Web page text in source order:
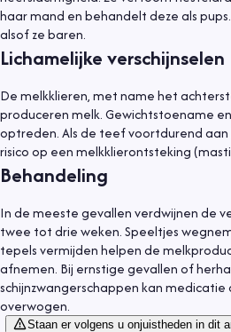
haar mand en behandelt deze als
alsof ze baren.
Lichamelijke verschijnselen
De melkklieren, met name het
produceren melk. Gewichtstoename
optreden. Als de teef voortdurend
risico op een melkklierontsteking
Behandeling
In de meeste gevallen verdwijnen de
twee tot drie weken. Speeltjes
tepels vermijden helpen de
afnemen. Bij ernstige gevallen of
schijnzwangerschappen kan
overwogen.
Staan er volgens u onjuistheden in dit